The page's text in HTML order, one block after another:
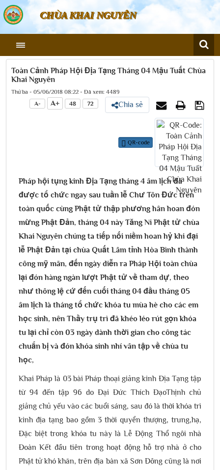
CHÙA KHAI NGUYÊN
Toàn Cảnh Pháp Hội Địa Tạng Tháng 04 Mậu Tuất Chùa
Khai Nguyên
Thứ ba - 05/06/2018 08:22 - Đã xem: 4489
A-
A+ 48 72 Chia sẻ
QR-code
Pháp hội tụng kinh Địa Tạng tháng 4 âm lịch đã
được tổ chức ngay sau tuần lễ Chư Tôn Đức trên
toàn quốc cùng Phật tử thập phương hân hoan đón
mừng Phật Đản, tháng 04 này Tăng Ni Phật tử chùa
Khai Nguyên chúng ta tiếp nối niềm hoan hỷ khi đại
lễ Phật Đản tại chùa Quất Lâm tỉnh Hòa Bình thành
công mỹ mãn, đến ngày diễn ra Pháp Hội toàn chùa
lại đón hàng ngàn lượt Phật tử về tham dự, theo
như thông lệ cứ đến cuối tháng 04 đầu tháng 05
âm lịch là tháng tổ chức khóa tu mùa hè cho các em
học sinh, nên Thầy trụ trì đã khéo léo rút gọn khóa
tu lại chỉ còn 03 ngày dành thời gian cho công tác
chuẩn bị và đón khóa sinh nhí vân tập về chùa tu
học,
Khai Pháp là 03 bài Pháp thoại giảng kinh Địa Tạng tập
từ 94 đến tập 96 do Đại Đức Thích ĐạoThịnh chủ
giảng chủ yếu vào các buổi sáng, sau đó là thời khóa trì
kinh địa tạng bao gồm 3 thời quyển thượng, trung,hạ,
Đặc biệt trong khóa tu này là Lễ Động Thổ ngôi nhà
Đoàn Kết đầu tiên trong hoạt động hỗ trợ nhà ở cho
Phật tử khó khăn, trên địa bàn xã Sơn Đông cũng là nơi